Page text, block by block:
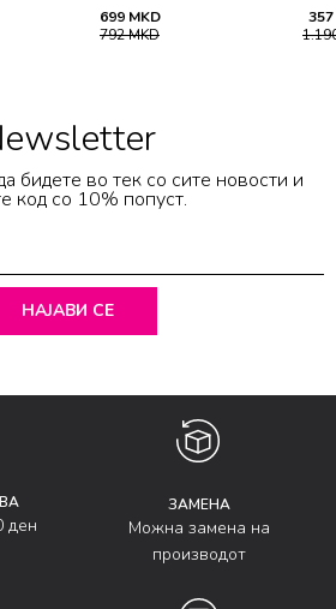
TOP
699 MKD
792MKD
357
бидете во тек со сите новости и
код со 10% попуст.
НАЈАВИ СЕ
ден
ЗАМЕНА
Можна замена на
производот